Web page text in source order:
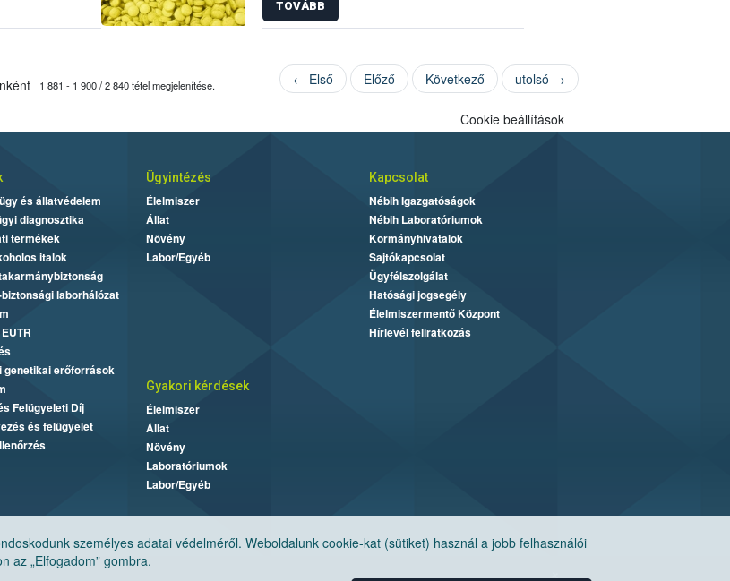
TOVÁBB
1 881 - 1 900 / 2 840 tétel megjelenítése. ← Első Előző Következő utolsó →
személyes adatai védelméről. Weboldalunk cookie-kat (sütiket) használ a jobb felhasználói
az „Elfogadom” gombra.
Cookie beállítások
és állatvédelem
diagnosztika
termékek
italok
laborhálózat
genetikai erőforrások
Felügyeleti Díj
és felügyelet
Ügyintézés
Élelmiszer
Állat
Növény
Labor/Egyéb
Kapcsolat
Nébih Igazgatóságok
Nébih Laboratóriumok
Kormányhivatalok
Sajtókapcsolat
Ügyfélszolgálat
Hatósági jogsegély
Élelmiszermentő Központ
Hírlevél feliratkozás
Gyakori kérdések
Élelmiszer
Állat
Növény
Laboratóriumok
Labor/Egyéb